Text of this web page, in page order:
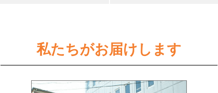
私たちがお届けします